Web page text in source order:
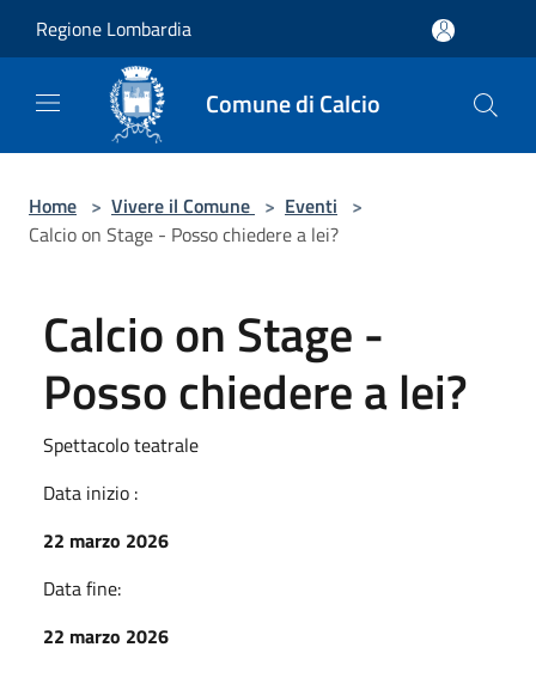
Regione Lombardia
Comune di Calcio
Home > Vivere il Comune > Eventi >
Calcio on Stage - Posso chiedere a lei?
Calcio on Stage -
Posso chiedere a lei?
Spettacolo teatrale
Data inizio :
22 marzo 2026
Data fine:
22 marzo 2026